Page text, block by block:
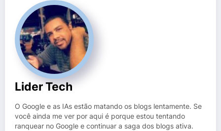
Lider Tech
O Google e as IAs estão matando os blogs lentamente. Se
você ainda me ver por aqui é porque estou tentando
ranquear no Google e continuar a saga dos blogs ativa.